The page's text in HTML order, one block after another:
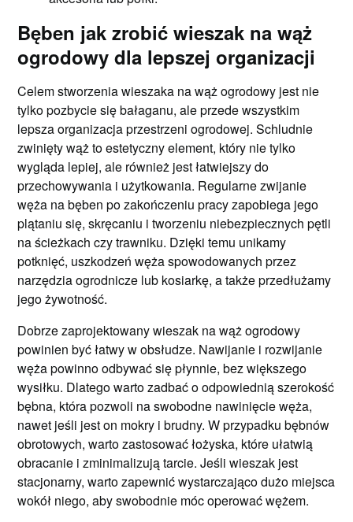
Bęben jak zrobić wieszak na wąż
ogrodowy dla lepszej organizacji
Celem stworzenia wieszaka na wąż ogrodowy jest nie
tylko pozbycie się bałaganu, ale przede wszystkim
lepsza organizacja przestrzeni ogrodowej. Schludnie
zwinięty wąż to estetyczny element, który nie tylko
wygląda lepiej, ale również jest łatwiejszy do
przechowywania i użytkowania. Regularne zwijanie
węża na bęben po zakończeniu pracy zapobiega jego
plątaniu się, skręcaniu i tworzeniu niebezpiecznych pętli
na ścieżkach czy trawniku. Dzięki temu unikamy
potknięć, uszkodzeń węża spowodowanych przez
narzędzia ogrodnicze lub kosiarkę, a także przedłużamy
jego żywotność.
Dobrze zaprojektowany wieszak na wąż ogrodowy
powinien być łatwy w obsłudze. Nawijanie i rozwijanie
węża powinno odbywać się płynnie, bez większego
wysiłku. Dlatego warto zadbać o odpowiednią szerokość
bębna, która pozwoli na swobodne nawinięcie węża,
nawet jeśli jest on mokry i brudny. W przypadku bębnów
obrotowych, warto zastosować łożyska, które ułatwią
obracanie i zminimalizują tarcie. Jeśli wieszak jest
stacjonarny, warto zapewnić wystarczająco dużo miejsca
wokół niego, aby swobodnie móc operować wężem.